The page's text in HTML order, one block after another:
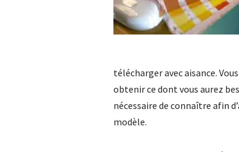
télécharger avec aisance.
obtenir ce dont vous aurez
nécessaire de connaître afin
modèle.